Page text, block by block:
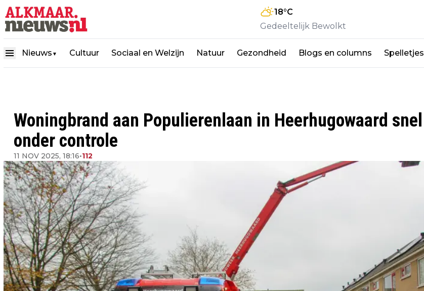
18°C
Gedeeltelijk Bewolkt
Nieuws ▼ Cultuur Sociaal en Welzijn Natuur Gezondheid Blogs en columns Spelletjes
Woningbrand aan Populierenlaan in Heerhugowaard snel
onder controle
11 NOV 2025, 18:16•112